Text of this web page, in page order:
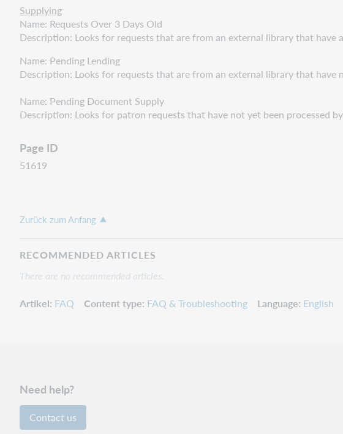
Supplying
Name: Requests Over 3 Days Old
Description: Looks for requests that are from an external library that have
Name: Pending Lending
Description: Looks for requests that are from an external library that have
Name: Pending Document Supply
Description: Looks for patron requests that have not yet been processed
Page ID
51619
Zurück zum Anfang
RECOMMENDED ARTICLES
There are no recommended articles.
Artikel FAQ Content type FAQ & Troubleshooting Language English
Need help?
Contact us